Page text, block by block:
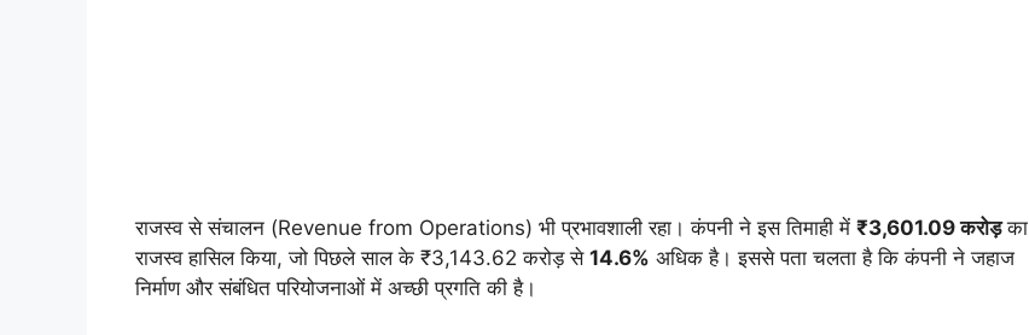
राजस्व से संचालन (Revenue from Operations) भी प्रभावशाली रहा। कंपनी ने इस तिमाही में ₹3,601.09 करोड़का
राजस्व हासिल किया, जो पिछले साल के ₹3,143.62 करोड़ से 14.6% अधिक है। इससे पता चलता है कि कंपनी ने जहाज
निर्माण और संबंधित परियोजनाओं में अच्छी प्रगति की है।